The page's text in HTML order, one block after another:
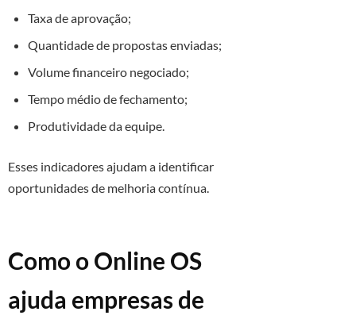
Taxa de aprovação;
Quantidade de propostas enviadas;
Volume financeiro negociado;
Tempo médio de fechamento;
Produtividade da equipe.
Esses indicadores ajudam a identificar
oportunidades de melhoria contínua.
Como o Online OS
ajuda empresas de